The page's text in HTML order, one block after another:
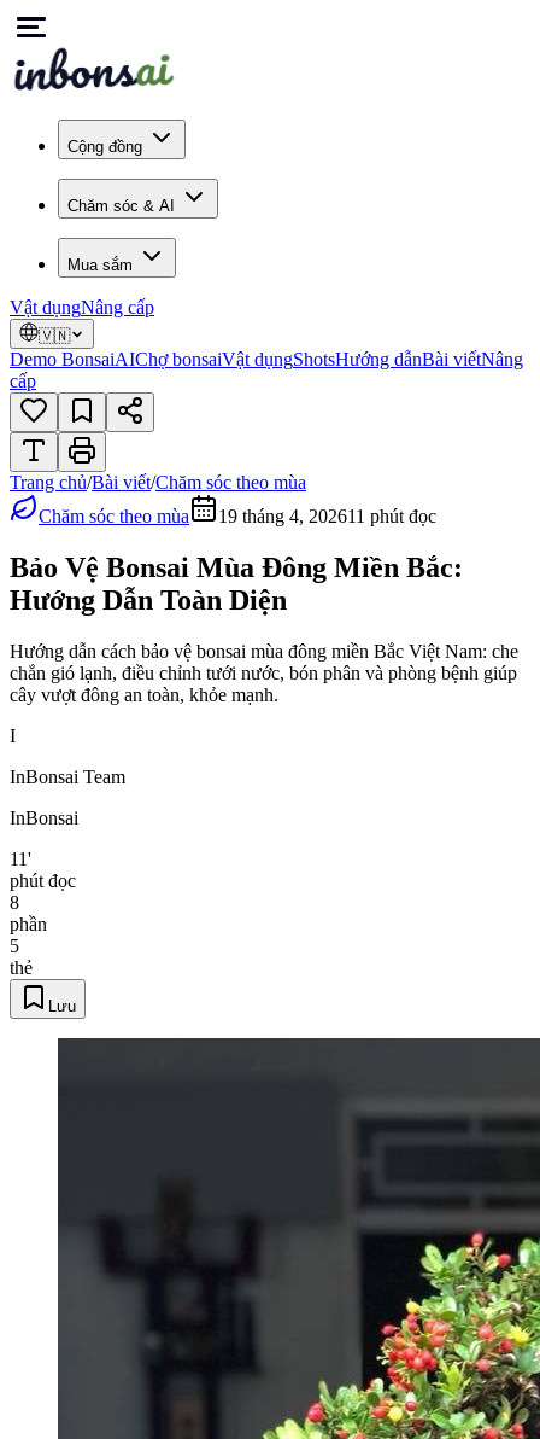
Cộng đồng
Chăm sóc & AI
Mua sắm
Vật dụngNâng cấp
🇻🇳
Demo BonsaiAIChợ bonsaiVật dụngShotsHướng dẫnBài viếtNâng
cấp
Trang chủ/Bài viết/Chăm sóc theo mùa
Chăm sóc theo mùa
19 tháng 4, 202611 phút đọc
Bảo Vệ Bonsai Mùa Đông Miền Bắc:
Hướng Dẫn Toàn Diện
Hướng dẫn cách bảo vệ bonsai mùa đông miền Bắc Việt Nam: che
chắn gió lạnh, điều chỉnh tưới nước, bón phân và phòng bệnh giúp
cây vượt đông an toàn, khỏe mạnh.
I
InBonsai Team
InBonsai
11'
phút đọc
8
phần
5
thẻ
Lưu